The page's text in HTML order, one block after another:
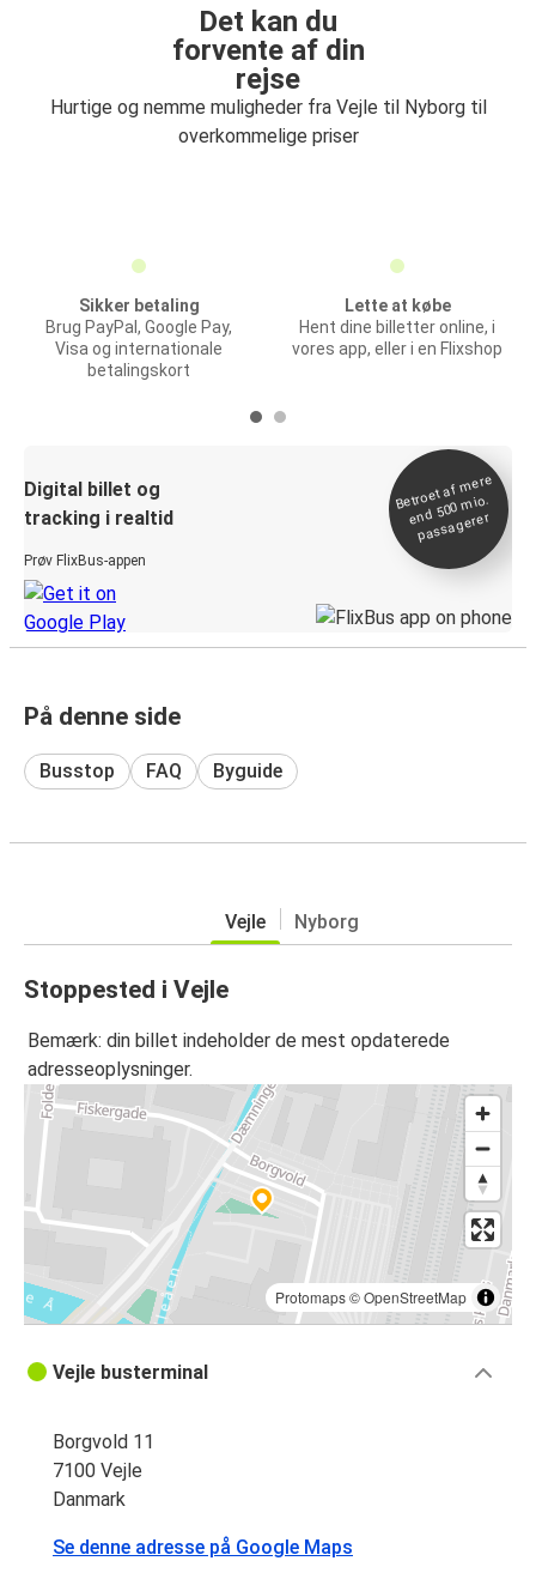
Det kan du
forvente af din
rejse
Hurtige og nemme muligheder fra Vejle til Nyborg til
overkommelige priser
Sikker betaling
Brug PayPal, Google Pay,
Visa og internationale
betalingskort
Lette at købe
Hent dine billetter online, i
vores app, eller i en Flixshop
Digital billet og
tracking i realtid
Prøv FlixBus-appen
Betroet af
mere
end 500
mio.
passagerer
På denne side
Busstop FAQ Byguide
Vejle Nyborg
Stoppested i Vejle
Bemærk: din billet indeholder de mest opdaterede
adresseoplysninger.
Protomaps©OpenStreetMap
Vejle busterminal
Borgvold 11
7100 Vejle
Danmark
Se denne adresse på Google Maps